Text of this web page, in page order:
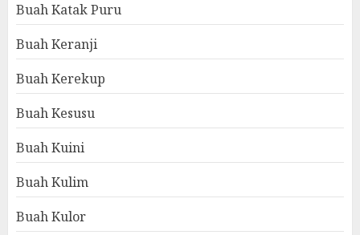
Buah Katak Puru
Buah Keranji
Buah Kerekup
Buah Kesusu
Buah Kuini
Buah Kulim
Buah Kulor